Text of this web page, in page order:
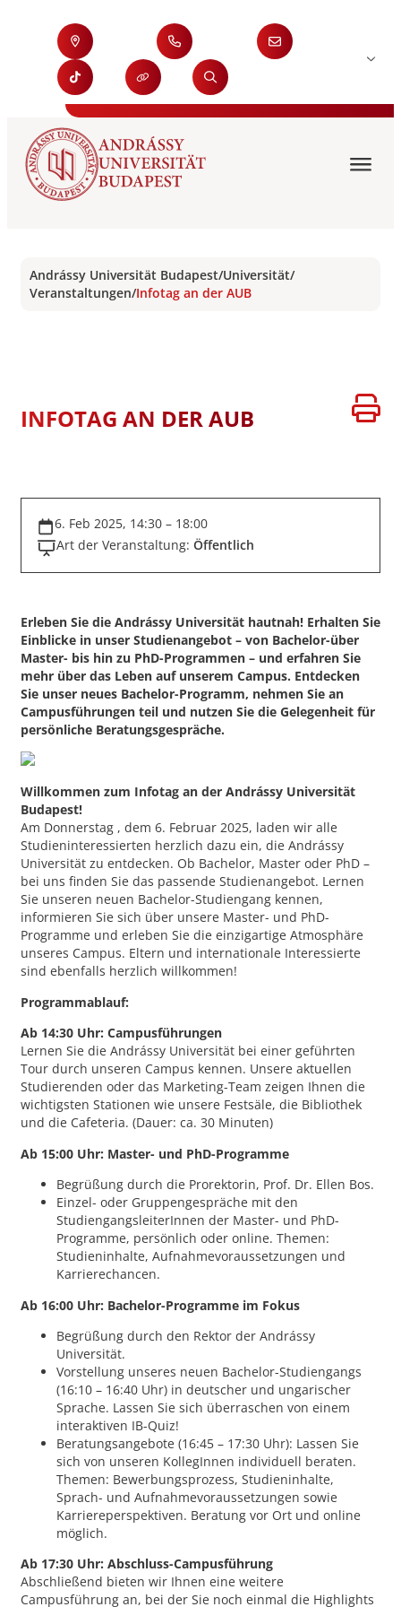
Andrássy Universität Budapest/Universität/
Veranstaltungen/Infotag an der AUB
INFOTAG AN DER AUB
6. Feb 2025, 14:30 – 18:00
Art der Veranstaltung: Öffentlich
Erleben Sie die Andrássy Universität hautnah! Erhalten Sie
Einblicke in unser Studienangebot – von Bachelor-über
Master- bis hin zu PhD-Programmen – und erfahren Sie
mehr über das Leben auf unserem Campus. Entdecken
Sie unser neues Bachelor-Programm, nehmen Sie an
Campusführungen teil und nutzen Sie die Gelegenheit für
persönliche Beratungsgespräche.
Willkommen zum Infotag an der Andrássy Universität
Budapest!
Am Donnerstag , dem 6. Februar 2025, laden wir alle
Studieninteressierten herzlich dazu ein, die Andrássy
Universität zu entdecken. Ob Bachelor, Master oder PhD –
bei uns finden Sie das passende Studienangebot. Lernen
Sie unseren neuen Bachelor-Studiengang kennen,
informieren Sie sich über unsere Master- und PhD-
Programme und erleben Sie die einzigartige Atmosphäre
unseres Campus. Eltern und internationale Interessierte
sind ebenfalls herzlich willkommen!
Programmablauf:
Ab 14:30 Uhr: Campusführungen
Lernen Sie die Andrássy Universität bei einer geführten
Tour durch unseren Campus kennen. Unsere aktuellen
Studierenden oder das Marketing-Team zeigen Ihnen die
wichtigsten Stationen wie unsere Festsäle, die Bibliothek
und die Cafeteria. (Dauer: ca. 30 Minuten)
Ab 15:00 Uhr: Master- und PhD-Programme
Begrüßung durch die Prorektorin, Prof. Dr. Ellen Bos.
Einzel- oder Gruppengespräche mit den
StudiengangsleiterInnen der Master- und PhD-
Programme, persönlich oder online. Themen:
Studieninhalte, Aufnahmevoraussetzungen und
Karrierechancen.
Ab 16:00 Uhr: Bachelor-Programme im Fokus
Begrüßung durch den Rektor der Andrássy
Universität.
Vorstellung unseres neuen Bachelor-Studiengangs
(16:10 – 16:40 Uhr) in deutscher und ungarischer
Sprache. Lassen Sie sich überraschen von einem
interaktiven IB-Quiz!
Beratungsangebote (16:45 – 17:30 Uhr): Lassen Sie
sich von unseren KollegInnen individuell beraten.
Themen: Bewerbungsprozess, Studieninhalte,
Sprach- und Aufnahmevoraussetzungen sowie
Karriereperspektiven. Beratung vor Ort und online
möglich.
Ab 17:30 Uhr: Abschluss-Campusführung
Abschließend bieten wir Ihnen eine weitere
Campusführung an, bei der Sie noch einmal die Highlights